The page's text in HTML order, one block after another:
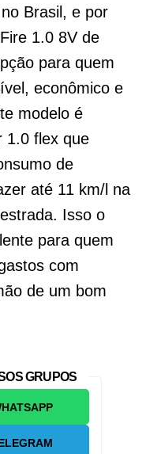
Brasil, e por
1.0 8V de
para quem
econômico e
modelo é
1.0 flex que
de
até 11 km/l na
Isso o
para quem
com
de um bom
GRUPOS